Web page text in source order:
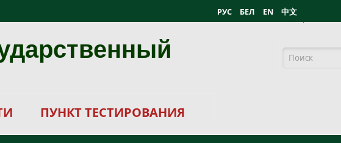
РУС БЕЛ EN 中文
ПУНКТ ТЕСТИРОВАНИЯ